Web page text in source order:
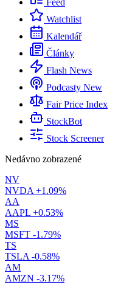
Feed
Watchlist
Kalendář
Články
Flash News
Podcasty New
Fair Price Index
StockBot
Stock Screener
Nedávno zobrazené
NV
NVDA +1.09%
AA
AAPL +0.53%
MS
MSFT -1.79%
TS
TSLA -0.58%
AM
AMZN -3.17%